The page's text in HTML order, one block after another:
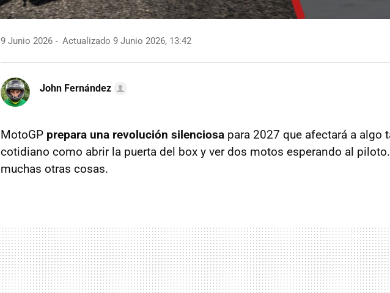
9 Junio 2026 Actualizado 9 Junio 2026, 13:42
John Fernández
MotoGP prepara una revolución silenciosa para 2027 que afectará a algo
cotidiano como abrir la puerta del box y ver dos motos esperando al
muchas otras cosas.